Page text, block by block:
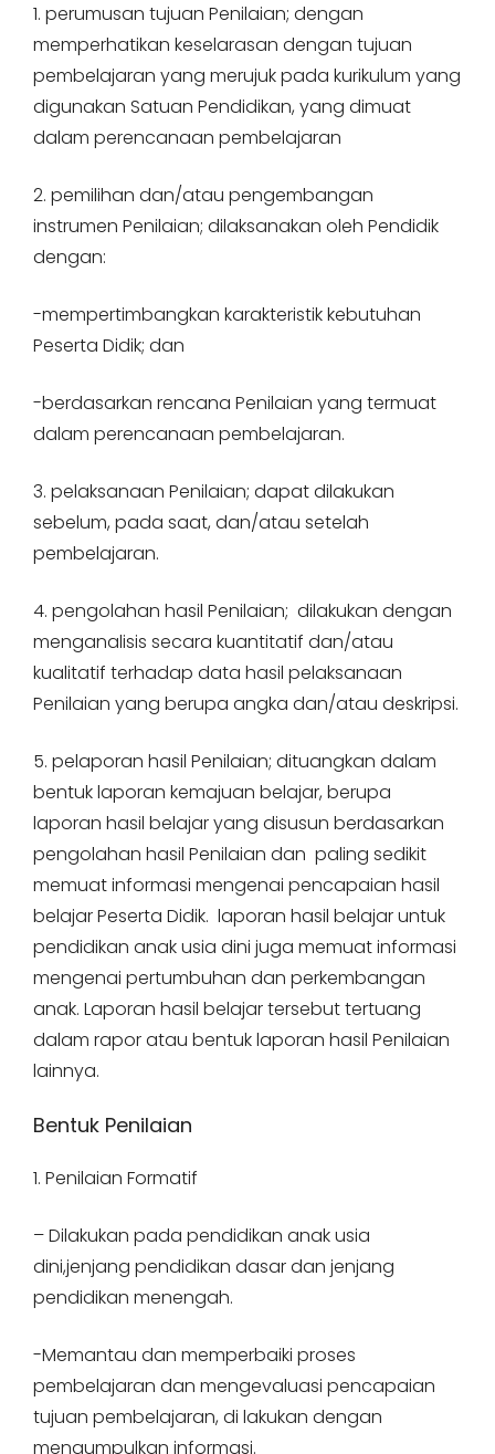
1. perumusan tujuan Penilaian; dengan
memperhatikan keselarasan dengan tujuan
pembelajaran yang merujuk pada kurikulum yang
digunakan Satuan Pendidikan, yang dimuat
dalam perencanaan pembelajaran
2. pemilihan dan/atau pengembangan
instrumen Penilaian; dilaksanakan oleh Pendidik
dengan:
-mempertimbangkan karakteristik kebutuhan
Peserta Didik; dan
-berdasarkan rencana Penilaian yang termuat
dalam perencanaan pembelajaran.
3. pelaksanaan Penilaian; dapat dilakukan
sebelum, pada saat, dan/atau setelah
pembelajaran.
4. pengolahan hasil Penilaian; dilakukan dengan
menganalisis secara kuantitatif dan/atau
kualitatif terhadap data hasil pelaksanaan
Penilaian yang berupa angka dan/atau deskripsi.
5. pelaporan hasil Penilaian; dituangkan dalam
bentuk laporan kemajuan belajar, berupa
laporan hasil belajar yang disusun berdasarkan
pengolahan hasil Penilaian dan paling sedikit
memuat informasi mengenai pencapaian hasil
belajar Peserta Didik. laporan hasil belajar untuk
pendidikan anak usia dini juga memuat informasi
mengenai pertumbuhan dan perkembangan
anak. Laporan hasil belajar tersebut tertuang
dalam rapor atau bentuk laporan hasil Penilaian
lainnya.
Bentuk Penilaian
1. Penilaian Formatif
– Dilakukan pada pendidikan anak usia
dini,jenjang pendidikan dasar dan jenjang
pendidikan menengah.
-Memantau dan memperbaiki proses
pembelajaran dan mengevaluasi pencapaian
tujuan pembelajaran, di lakukan dengan
mengumpulkan informasi.